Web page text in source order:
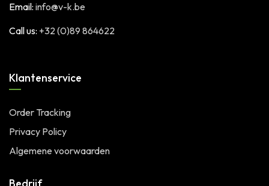
Email: info@v-k.be
Call us: +32 (0)89 864622
Klantenservice
Order Tracking
Privacy Policy
Algemene voorwaarden